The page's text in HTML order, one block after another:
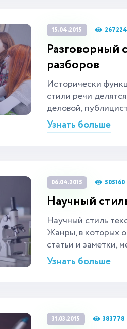
15.04.2015 267224
Разговорный
разборов
Исторически
стили речи
деловой,
Узнать больше
06.04.2015 505160
Научный
Научный стиль
Жанры, в которых
статьи и заметки,
Узнать больше
31.03.2015 383778